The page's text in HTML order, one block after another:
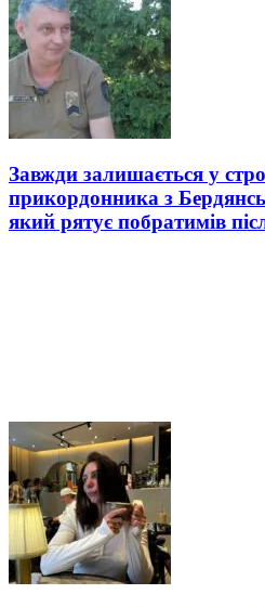
Завжди залишається у
прикордонника з
який рятує побратимів